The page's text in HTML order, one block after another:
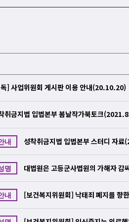
] 사업위원회 게시판 이용 안내(20.10.20)
취금지법 입법본부 봄날작가북토크
내 성착취금지법 입법본부 스터디 자
명 대법원은 고등군사법원의 가해자 감
내 [보건복지위원회] 낙태죄 폐지를 향